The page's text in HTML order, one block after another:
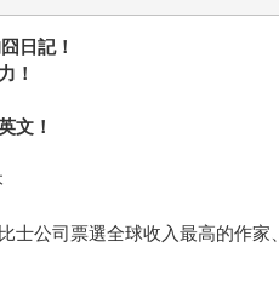
日記！
！
文！
士公司票選全球收入最高的